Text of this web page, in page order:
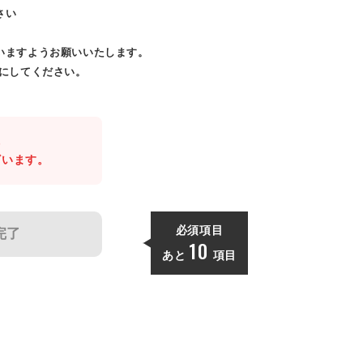
い
すようお願いいたします。
してください。
ます。
了 必須項目
あと 10 項目